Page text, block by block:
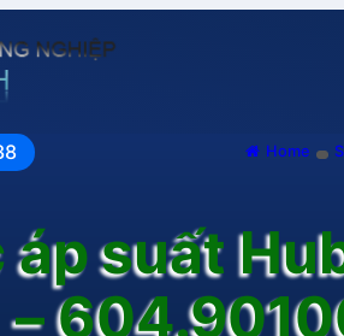
Home
suất